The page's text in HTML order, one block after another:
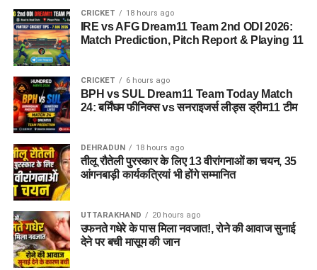
अनुभव प्रमाण पत्र (यदि हो)
क्यों करें Federal Bank
Recruitment 2026 में आवेदन?
10वीं पास के लिए बैंकिंग जॉब
लोकल पोस्टिंग का फायदा
शानदार सैलरी और पेंशन
निजी बैंक में ग्रोथ के अवसर
FAQs – Federal Bank
आवेदन प्रक्रिया: ऑनलाइन
शैक्षिक योग्यता:इंटरमीडिएट (12वीं) या समकक्ष
आवेदन की अंतिम तिथि:
Important Link
Official Notification Link
Anganwadi Vacancy 2026
Apply Online Link
CRICKET 18 hours ago
IRE vs AFG Dream11 Team 2nd ODI 2026:
Match Prediction, Pitch Report & Playing 11
CRICKET 6 hours ago
BPH vs SUL Dream11 Team Today Match
24: बर्मिंघम फीनिक्स vs सनराइजर्स लीड्स ड्रीम11 टीम
DEHRADUN 18 hours ago
तीलू रौतेली पुरस्कार के लिए 13 वीरांगनाओं का चयन, 35
आंगनबाड़ी कार्यकत्रियां भी होंगे सम्मानित
UTTARAKHAND 20 hours ago
उफनते गधेरे के पास मिला नवजात!, रोने की आवाज सुनाई
देने पर बची मासूम की जान